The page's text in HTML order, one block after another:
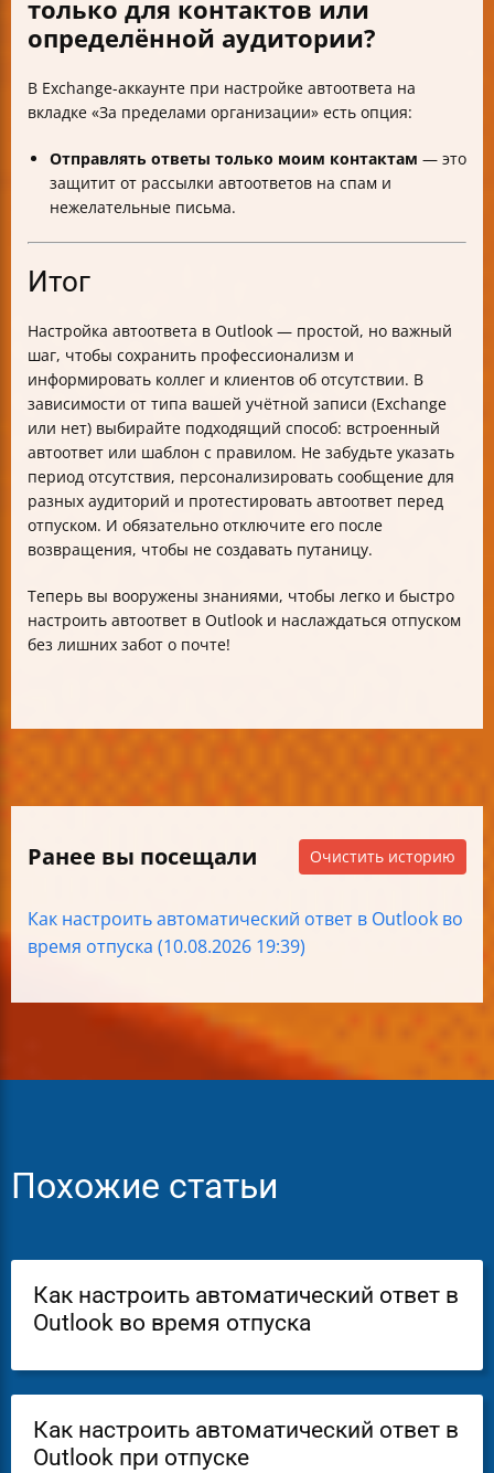
только для контактов или
определённой аудитории?
В Exchange-аккаунте при настройке автоответа на
вкладке «За пределами организации» есть опция:
Отправлять ответы только моим контактам — это
защитит от рассылки автоответов на спам и
нежелательные письма.
Итог
Настройка автоответа в Outlook — простой, но важный
шаг, чтобы сохранить профессионализм и
информировать коллег и клиентов об отсутствии. В
зависимости от типа вашей учётной записи (Exchange
или нет) выбирайте подходящий способ: встроенный
автоответ или шаблон с правилом. Не забудьте указать
период отсутствия, персонализировать сообщение для
разных аудиторий и протестировать автоответ перед
отпуском. И обязательно отключите его после
возвращения, чтобы не создавать путаницу.
Теперь вы вооружены знаниями, чтобы легко и быстро
настроить автоответ в Outlook и наслаждаться отпуском
без лишних забот о почте!
Ранее вы посещали Очистить историю
Как настроить автоматический ответ в Outlook во
время отпуска (10.08.2026 19:39)
Похожие статьи
Как настроить автоматический ответ в
Outlook во время отпуска
Как настроить автоматический ответ в
Outlook при отпуске